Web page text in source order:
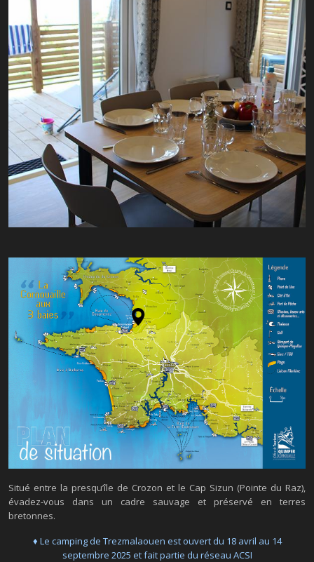
Situé entre la presqu’île de Crozon et le Cap Sizun (Pointe du Raz),
évadez-vous dans un cadre sauvage et préservé en terres
bretonnes.
♦ Le camping de Trezmalaouen est ouvert du 18 avril au 14
septembre 2025 et fait partie du réseau ACSI